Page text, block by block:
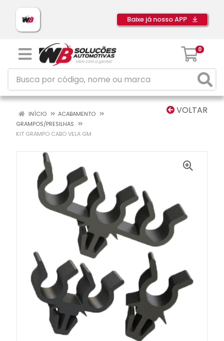
Baixe já nosso APP
0
VOLTAR
INÍCIO
ACABAMENTO
GRAMPOS/PRESILHAS
KIT GRAMPO CABO VELA GM